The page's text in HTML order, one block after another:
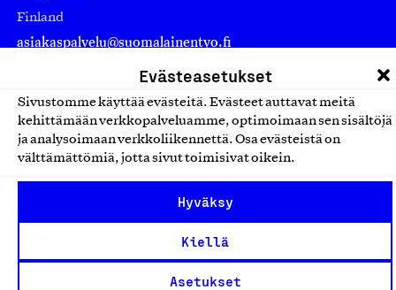
Evästeasetukset
Sivustomme käyttää evästeitä. Evästeet auttavat meitä
kehittämään verkkopalveluamme, optimoimaan sen sisältöjä
ja analysoimaan verkkoliikennettä. Osa evästeistä on
välttämättömiä, jotta sivut toimisivat oikein.
Hyväksy
Kiellä
Asetukset
Finland
asiakaspalvelu@suomalainentyo.fi
laskutus@suomalainentyo.fi
Avainlippu